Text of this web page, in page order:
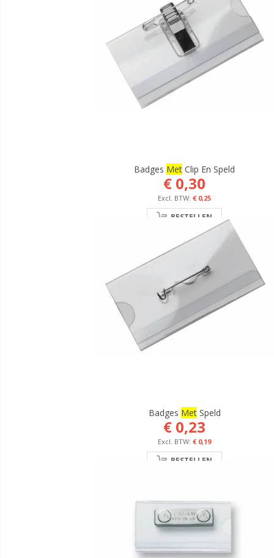
Badges Met Clip En Speld
€ 0,30
€ 0,25
BESTELLEN
Badges MetSpeld
€ 0,23
€ 0,19
BESTELLEN